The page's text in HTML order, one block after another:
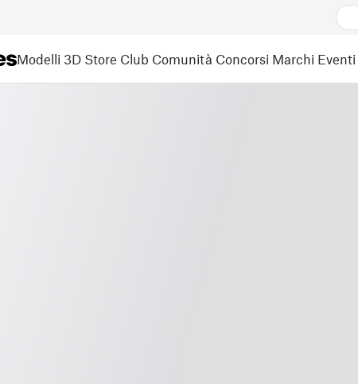
Modelli 3D Store Club Comunità Concorsi Marchi Eventi